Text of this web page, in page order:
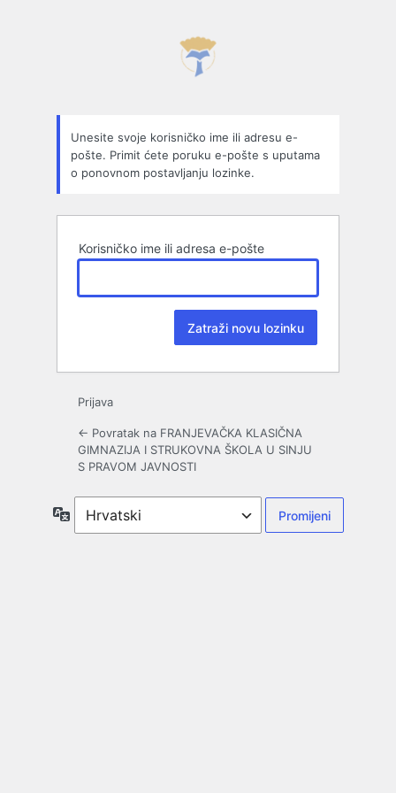
Unesite svoje korisničko ime ili adresu e-
pošte. Primit ćete poruku e-pošte s uputama
o ponovnom postavljanju lozinke.
Korisničko ime ili adresa e-pošte
Prijava
← Povratak na FRANJEVAČKA KLASIČNA
GIMNAZIJA I STRUKOVNA ŠKOLA U SINJU
S PRAVOM JAVNOSTI
Jezik